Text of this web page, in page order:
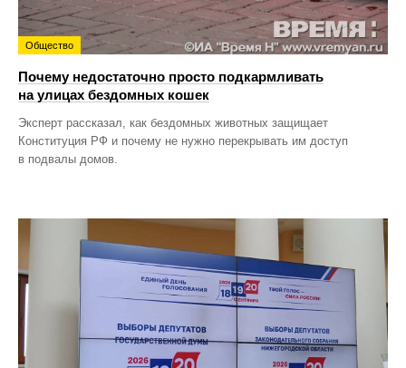
Общество
Почему недостаточно просто подкармливать
на улицах бездомных кошек
Эксперт рассказал, как бездомных животных защищает
Конституция РФ и почему не нужно перекрывать им доступ
в подвалы домов.